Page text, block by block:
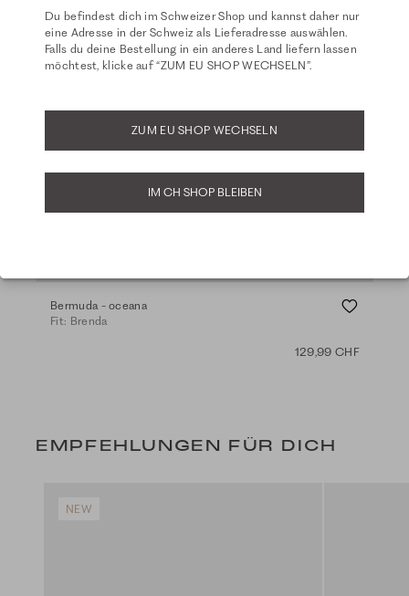
Bermuda - oceana
Fit: Brenda
129,99 CHF
EMPFEHLUNGEN FÜR DICH
NEW
Du befindest dich im Schweizer Shop und kannst daher nur
eine Adresse in der Schweiz als Lieferadresse auswählen.
Falls du deine Bestellung in ein anderes Land liefern lassen
möchtest, klicke auf “ZUM EU SHOP WECHSELN”.
ZUM EU SHOP WECHSELN
IM CH SHOP BLEIBEN